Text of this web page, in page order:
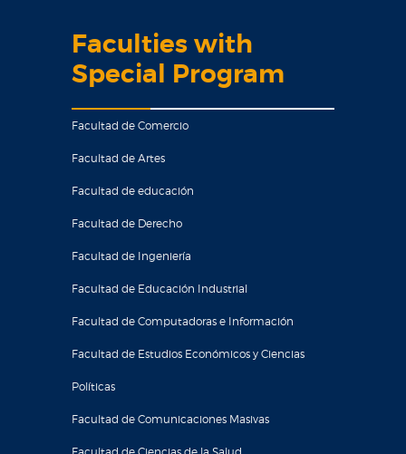
Faculties with
Special Program
Facultad de Comercio
Facultad de Artes
Facultad de educación
Facultad de Derecho
Facultad de Ingeniería
Facultad de Educación Industrial
Facultad de Computadoras e Información
Facultad de Estudios Económicos y Ciencias
Políticas
Facultad de Comunicaciones Masivas